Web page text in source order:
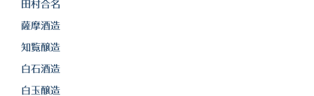
田村合名
薩摩酒造
知覧醸造
白石酒造
白玉醸造